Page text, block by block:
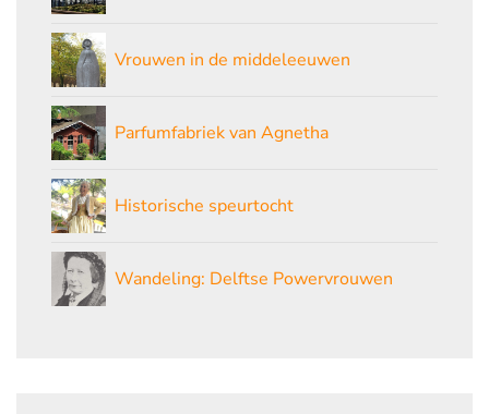
Vrouwen in de middeleeuwen
Parfumfabriek van Agnetha
Historische speurtocht
Wandeling: Delftse Powervrouwen